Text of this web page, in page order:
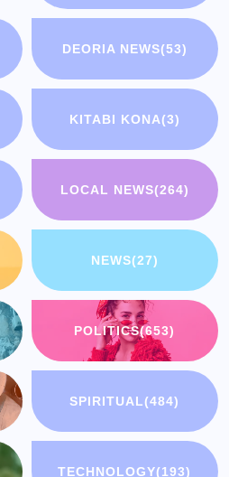
DEORIA NEWS(53)
KITABI KONA(3)
LOCAL NEWS(264)
NEWS(27)
POLITICS(653)
SPIRITUAL(484)
TECHNOLOGY(193)